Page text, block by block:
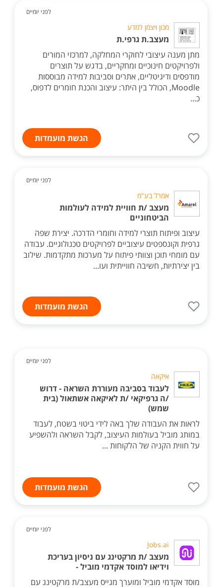
לפני יומיים
מכון ויצמן למדע
מעצב.ת גרפי.ת
מתן מענה עיצובי לחוקרי המחלקה, למרכזי המורים
ולפרויקטים חינוכיים ומחקריים, בדגש על תוצרים
מודפסים ודיגיטליים, אתרים וסביבות למידה מבוססות
Moodle, הכולל בין היתר: עיצוב והכנת חומרים לדפוס,
כ...
הגשת מועמדות
לפני יומיים
אמרל בע"מ
מעצב /ת חוויית למידה לעולמות
הביטחוניים
עיצוב ופיתוח תוצרי למידה וחומרי הדרכה. יצירת שפה
גרפית וקונספטים עיצוביים לפרויקטים טכנולוגיים. עבודה
עם מומחי תוכן וצוותי פיתוח על מערכות מתקדמות. שילוב
בין יצירתיות, חשיבה חווייתית ועו...
הגשת מועמדות
לפני יומיים
איקאה
לעבוד בסביבה מעוררת השראה - דרוש
/ה גרפיקאי /ת לאיקאה אשתאול (בית
שמש)
לראות את העבודה שלך באה לידי ביטוי בשטח, לעבוד
במותג מוביל בעולמות העיצוב, לקבל השראה ולהשפיע
על חווית הקניה של הלקוחות ...
הגשת מועמדות
לפני יומיים
Jobs.ai
מעצב /ת מרקטינג עם ניסיון בעריכת
וידיאו למוסד אקדמי מוביל -
מוסד אקדמי מוביל ומוערך מגייס מעצב/ת מרקטינג עם